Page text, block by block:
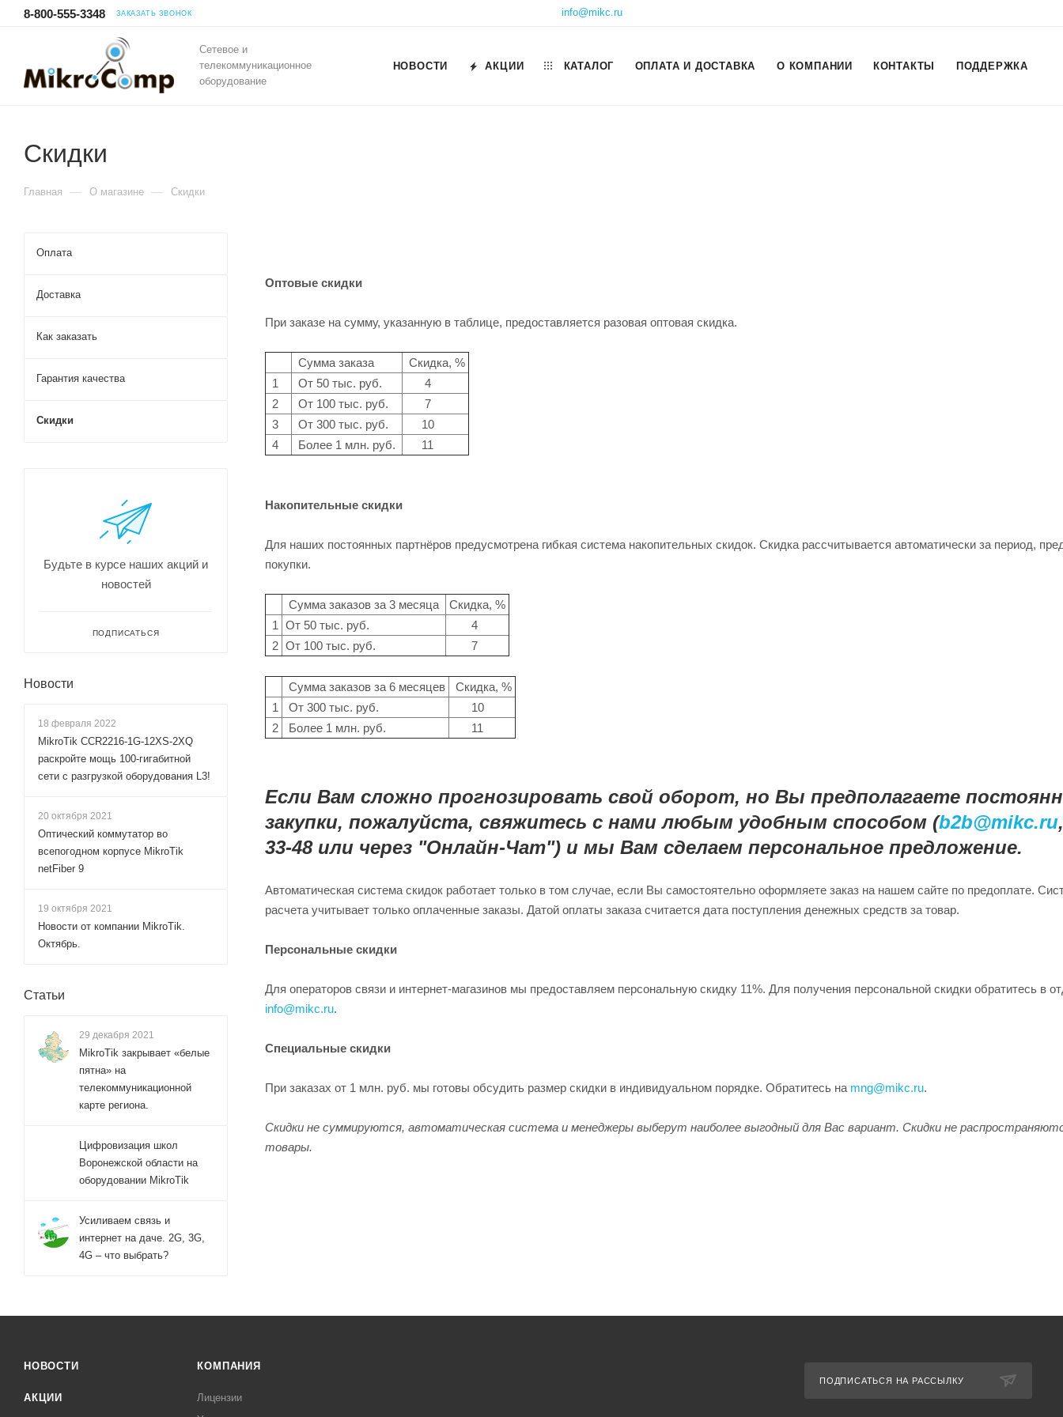
8-800-555-3348 ЗАКАЗАТЬ ЗВОНОК info@mikc.ru
Сетевое и
телекоммуникационное
оборудование
НОВОСТИ АКЦИИ КАТАЛОГ ОПЛАТА И ДОСТАВКА О КОМПАНИИ КОНТАКТЫ ПОДДЕРЖКА
Скидки
Главная — О магазине — Скидки
Оптовые скидки
При заказе на сумму, указанную в таблице, предоставляется разовая оптовая скидка.
Сумма заказа
Скидка, %
1
От 50 тыс. руб.
4
2
От 100 тыс. руб.
7
3
От 300 тыс. руб.
10
4
Более 1 млн. руб. 11
Накопительные скидки
Для наших постоянных партнёров предусмотрена гибкая система накопительных скидок. Скидка рассчитывается автоматически за период,
покупки.
Сумма заказов за 3 месяца
Скидка, %
1
От 50 тыс. руб.
4
2 От 100 тыс. руб. 7
Сумма заказов за 6 месяцев
Скидка, %
1
От 300 тыс. руб.
10
2
Более 1 млн. руб. 11
Если Вам сложно прогнозировать свой оборот, но Вы предполагаете
закупки, пожалуйста, свяжитесь с нами любым удобным способом (b2b@mikc.ru
33-48 или через "Онлайн-Чат") и мы Вам сделаем персональное предложение.
Автоматическая система скидок работает только в том случае, если Вы самостоятельно оформляете заказ на нашем сайте по предоплате.
расчета учитывает только оплаченные заказы. Датой оплаты заказа считается дата поступления денежных средств за товар.
Персональные скидки
Для операторов связи и интернет-магазинов мы предоставляем персональную скидку 11%. Для получения персональной скидки обратитесь в
info@mikc.ru.
Специальные скидки
При заказах от 1 млн. руб. мы готовы обсудить размер скидки в индивидуальном порядке. Обратитесь на mng@mikc.ru.
Скидки не суммируются, автоматическая система и менеджеры выберут наиболее выгодный для Вас вариант. Скидки не
товары.
Оплата
Доставка
Как заказать
Гарантия качества
Скидки
Будьте в курсе наших акций и
новостей
ПОДПИСАТЬСЯ
Новости
18 февраля 2022
MikroTik CCR2216-1G-12XS-2XQ
раскройте мощь 100-гигабитной
сети с разгрузкой оборудования L3!
20 октября 2021
Оптический коммутатор во
всепогодном корпусе MikroTik
netFiber 9
19 октября 2021
Новости от компании MikroTik.
Октябрь.
Статьи
29 декабря 2021
MikroTik закрывает «белые
пятна» на
телекоммуникационной
карте региона.
Цифровизация школ
Воронежской области на
оборудовании MikroTik
Усиливаем связь и
интернет на даче. 2G, 3G,
4G – что выбрать?
НОВОСТИ
АКЦИИ
КОМПАНИЯ
Лицензии
ПОДПИСАТЬСЯ НА РАССЫЛКУ